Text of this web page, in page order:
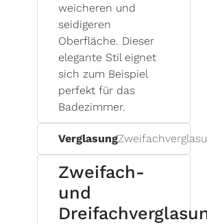
weicheren und
seidigeren
Oberfläche. Dieser
elegante Stil eignet
sich zum Beispiel
perfekt für das
Badezimmer.
Verglasung
Zweifach-
und